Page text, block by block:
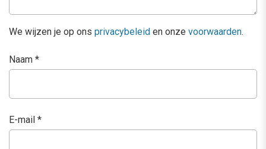
We wijzen je op ons privacybeleid en onze voorwaarden.
Naam *
E-mail *